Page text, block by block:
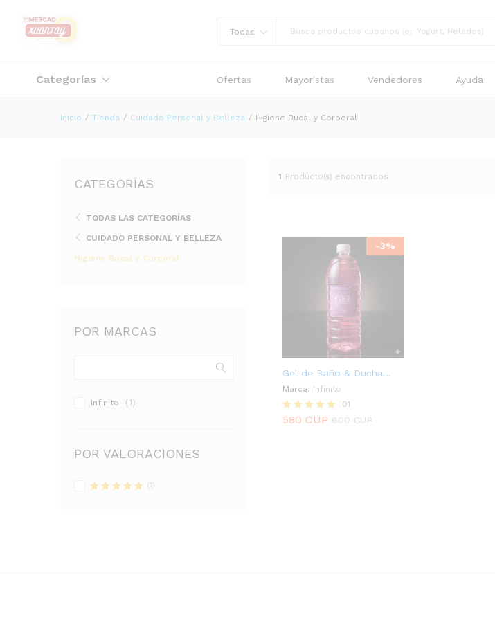
Todas
Categorías
Electrónica
Ofertas Mayoristas Vendedores Ayuda
Inicio / Tienda / Cuidado Personal y Belleza / Higiene Bucal y Corporal
1 Producto(s) encontrados
-3%
Gel de Baño & Ducha...
Marca: Infinito
Valorado
01
580 CUP 600CUP
CATEGORÍAS
TODAS LAS CATEGORÍAS
CUIDADO PERSONAL Y BELLEZA
Higiene Bucal y Corporal
POR MARCAS
Infinito (1)
POR VALORACIONES
(1)